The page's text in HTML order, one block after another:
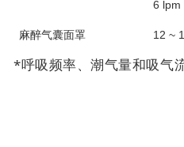
6 lpm
麻醉气囊面罩 12 ~
*呼吸频率、潮气量和吸气